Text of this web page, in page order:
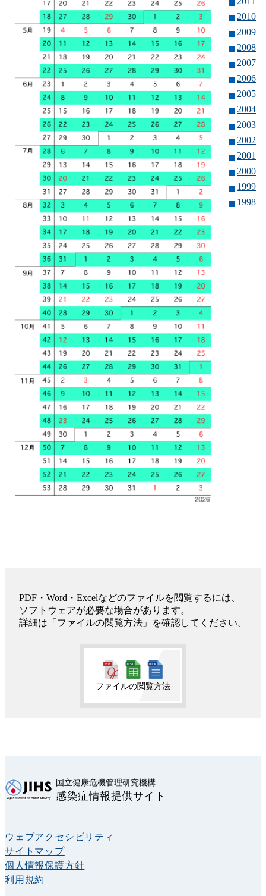
2010
2009
2008
2007
2006
2005
2004
2003
2002
2001
2000
1999
1998
PDF・Word・Excelなどのファイルを閲覧するには、
ソフトウェアが必要な場合があります。
詳細は「ファイルの閲覧方法」を確認してください。
ファイルの閲覧方法
国立健康危機管理研究機構
感染症情報提供サイト
ウェブアクセシビリティ
サイトマップ
個人情報保護方針
利用規約